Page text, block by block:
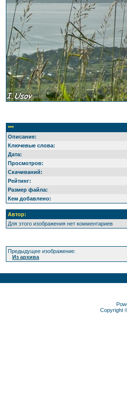
***
Описание:
Ключевые слова:
Дата:
Просмотров:
Скачиваний:
Рейтинг:
Размер файла:
Кем добавлено:
Автор:
Для этого изображения нет комментариев
Предыдущее изображение:
Из архива
Copyright